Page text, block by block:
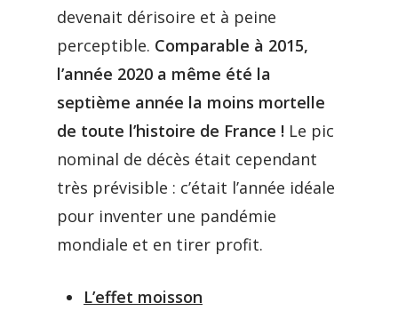
devenait dérisoire et à peine
perceptible. Comparable à 2015,
l’année 2020 a même été la
septième année la moins mortelle
de toute l’histoire de France ! Le pic
nominal de décès était cependant
très prévisible : c’était l’année idéale
pour inventer une pandémie
mondiale et en tirer profit.
L’effet moisson